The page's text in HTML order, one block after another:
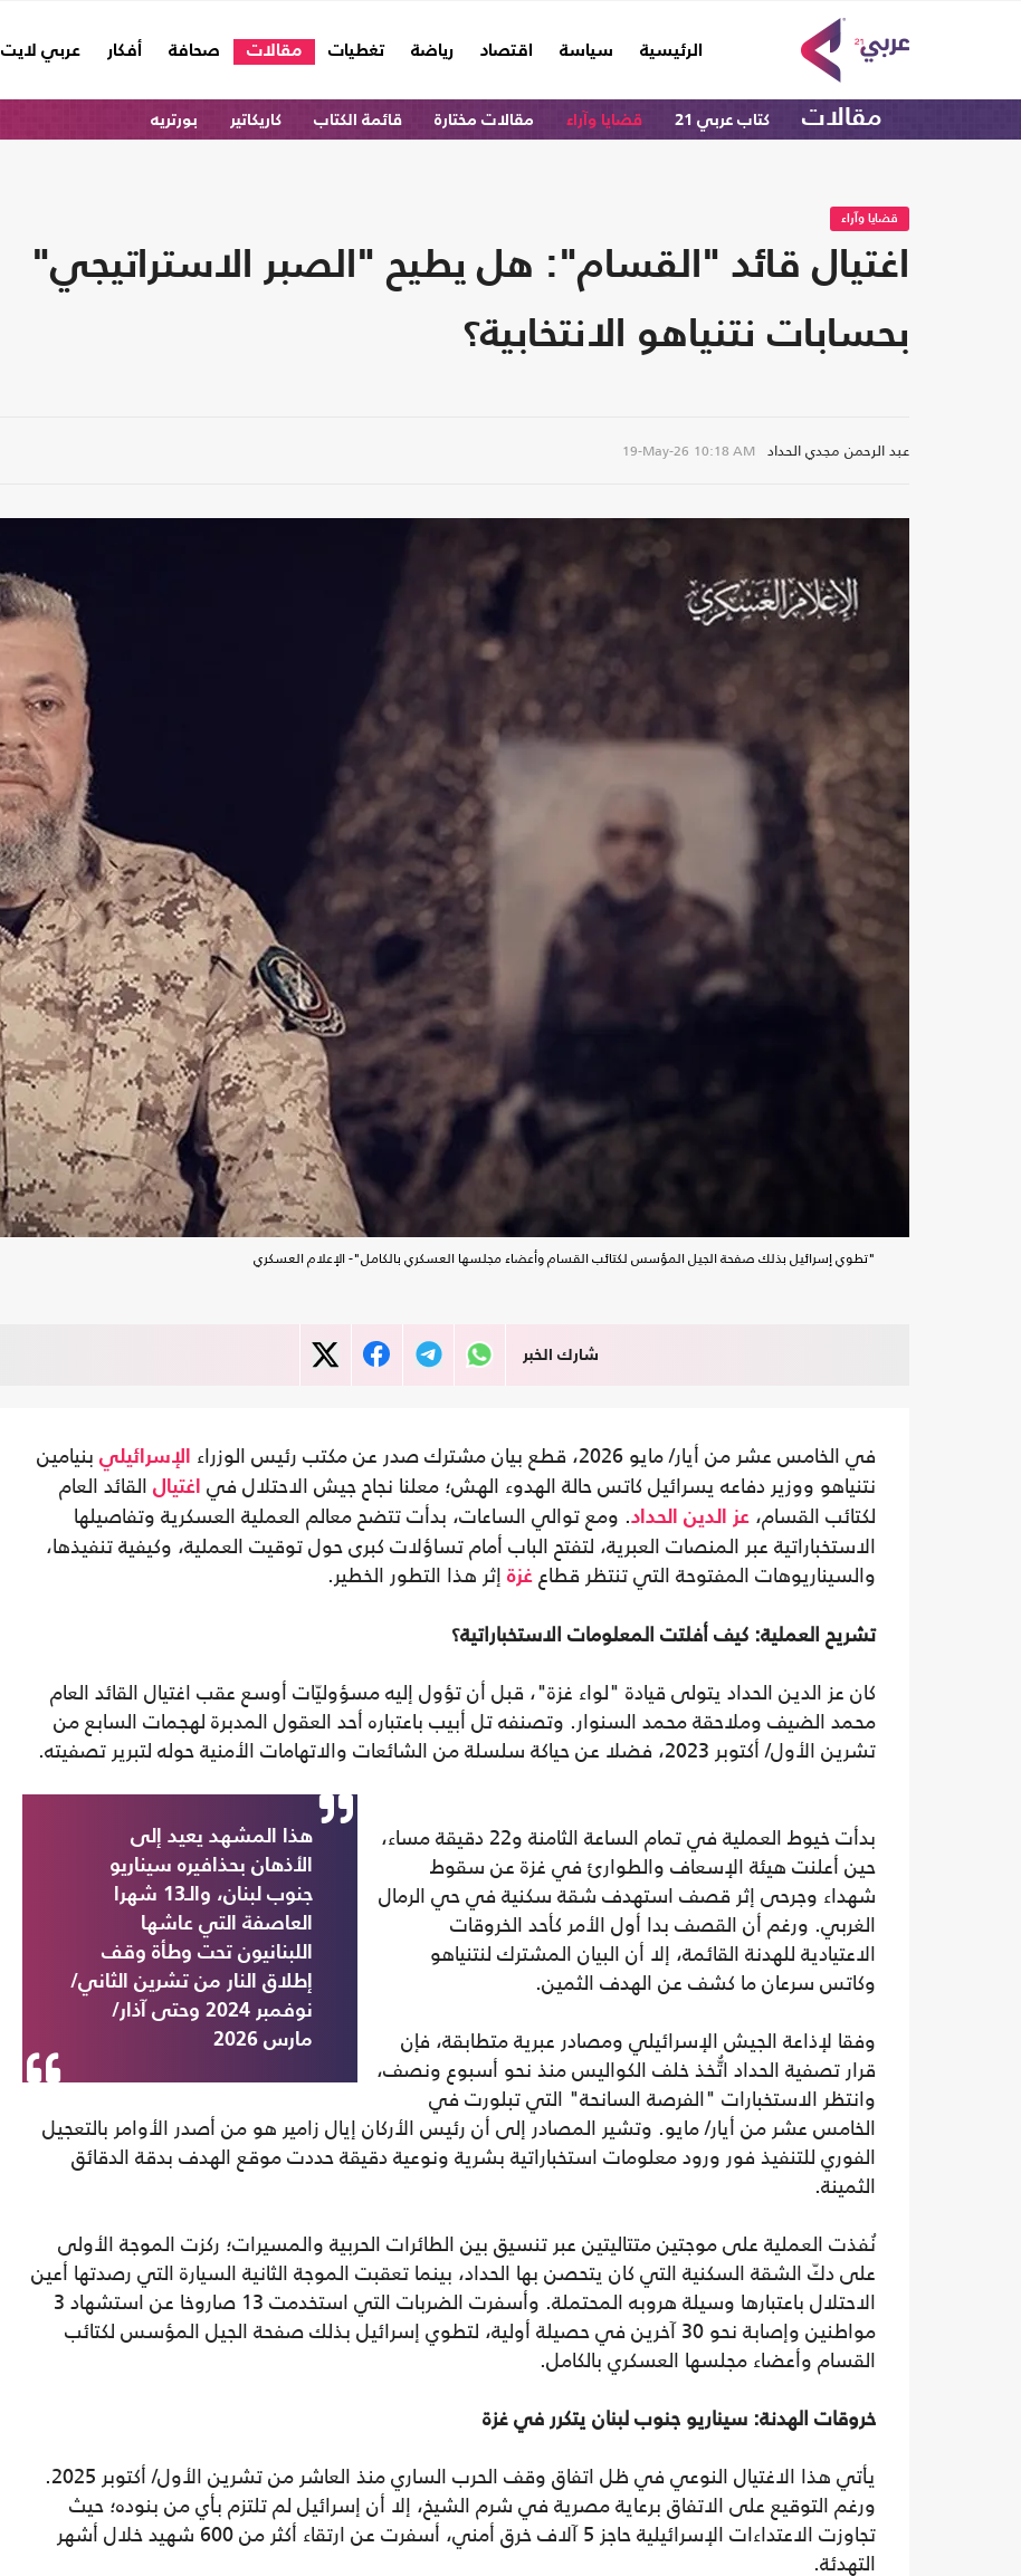
الرئيسية
(current) سياسة اقتصاد رياضة تغطيات مقالات صحافة أفكار عربي لايت
مقالات كتاب عربي 21 قضايا وآراء مقالات مختارة قائمة الكتاب كاريكاتير بورتريه
قضايا وآراء
اغتيال قائد "القسام": هل يطيح "الصبر الاستراتيجي"
بحسابات نتنياهو الانتخابية؟
عبد الرحمن مجدي الحداد 19-May-26 10:18 AM
"تطوي إسرائيل بذلك صفحة الجيل المؤسس لكتائب القسام وأعضاء مجلسها العسكري بالكامل"- الإعلام العسكري
شارك الخبر
في الخامس عشر من أيار/ مايو 2026، قطع بيان مشترك صدر عن مكتب رئيس الوزراء الإسرائيلي بنيامين
نتنياهو ووزير دفاعه يسرائيل كاتس حالة الهدوء الهش؛ معلنا نجاح جيش الاحتلال في اغتيال القائد العام
لكتائب القسام، عز الدين الحداد. ومع توالي الساعات، بدأت تتضح معالم العملية العسكرية وتفاصيلها
الاستخباراتية عبر المنصات العبرية، لتفتح الباب أمام تساؤلات كبرى حول توقيت العملية، وكيفية تنفيذها،
والسيناريوهات المفتوحة التي تنتظر قطاع غزة إثر هذا التطور الخطير.
تشريح العملية: كيف أفلتت المعلومات الاستخباراتية؟
كان عز الدين الحداد يتولى قيادة "لواء غزة"، قبل أن تؤول إليه مسؤوليّات أوسع عقب اغتيال القائد العام
محمد الضيف وملاحقة محمد السنوار. وتصنفه تل أبيب باعتباره أحد العقول المدبرة لهجمات السابع من
تشرين الأول/ أكتوبر 2023، فضلا عن حياكة سلسلة من الشائعات والاتهامات الأمنية حوله لتبرير تصفيته.
هذا المشهد يعيد إلى
الأذهان بحذافيره سيناريو
جنوب لبنان، والـ13 شهرا
العاصفة التي عاشها
اللبنانيون تحت وطأة وقف
إطلاق النار من تشرين الثاني/
نوفمبر 2024 وحتى آذار/
مارس 2026
بدأت خيوط العملية في تمام الساعة الثامنة و22 دقيقة مساء،
حين أعلنت هيئة الإسعاف والطوارئ في غزة عن سقوط
شهداء وجرحى إثر قصف استهدف شقة سكنية في حي الرمال
الغربي. ورغم أن القصف بدا أول الأمر كأحد الخروقات
الاعتيادية للهدنة القائمة، إلا أن البيان المشترك لنتنياهو
وكاتس سرعان ما كشف عن الهدف الثمين.
وفقا لإذاعة الجيش الإسرائيلي ومصادر عبرية متطابقة، فإن
قرار تصفية الحداد اتُّخذ خلف الكواليس منذ نحو أسبوع ونصف،
وانتظر الاستخبارات "الفرصة السانحة" التي تبلورت في
الخامس عشر من أيار/ مايو. وتشير المصادر إلى أن رئيس الأركان إيال زامير هو من أصدر الأوامر بالتعجيل
الفوري للتنفيذ فور ورود معلومات استخباراتية بشرية ونوعية دقيقة حددت موقع الهدف بدقة الدقائق
الثمينة.
نُفذت العملية على موجتين متتاليتين عبر تنسيق بين الطائرات الحربية والمسيرات؛ ركزت الموجة الأولى
على دكّ الشقة السكنية التي كان يتحصن بها الحداد، بينما تعقبت الموجة الثانية السيارة التي رصدتها أعين
الاحتلال باعتبارها وسيلة هروبه المحتملة. وأسفرت الضربات التي استخدمت 13 صاروخا عن استشهاد 3
مواطنين وإصابة نحو 30 آخرين في حصيلة أولية، لتطوي إسرائيل بذلك صفحة الجيل المؤسس لكتائب
القسام وأعضاء مجلسها العسكري بالكامل.
خروقات الهدنة: سيناريو جنوب لبنان يتكرر في غزة
يأتي هذا الاغتيال النوعي في ظل اتفاق وقف الحرب الساري منذ العاشر من تشرين الأول/ أكتوبر 2025.
ورغم التوقيع على الاتفاق برعاية مصرية في شرم الشيخ، إلا أن إسرائيل لم تلتزم بأي من بنوده؛ حيث
تجاوزت الاعتداءات الإسرائيلية حاجز 5 آلاف خرق أمني، أسفرت عن ارتقاء أكثر من 600 شهيد خلال أشهر
التهدئة.